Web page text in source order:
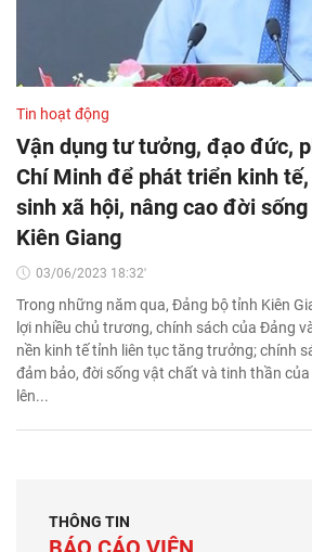
Tin hoạt động
Vận dụng tư tưởng, đạo đức,
Chí Minh để phát triển kinh
sinh xã hội, nâng cao đời
Kiên Giang
03/06/2023 18:32'
Trong những năm qua, Đảng bộ tỉnh Kiên
lợi nhiều chủ trương, chính sách của Đảng
nền kinh tế tỉnh liên tục tăng trưởng; chính
đảm bảo, đời sống vật chất và tinh thần
lên...
THÔNG TIN